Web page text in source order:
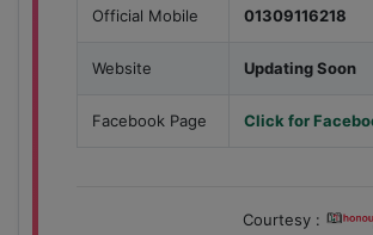
Official Mobile 01309116218
Website Updating Soon
Facebook Page Click for
Courtesy :